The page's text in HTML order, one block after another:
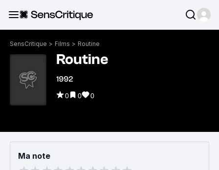
SensCritique > Films > Routine
Routine
1992
0 0 0
Ma note